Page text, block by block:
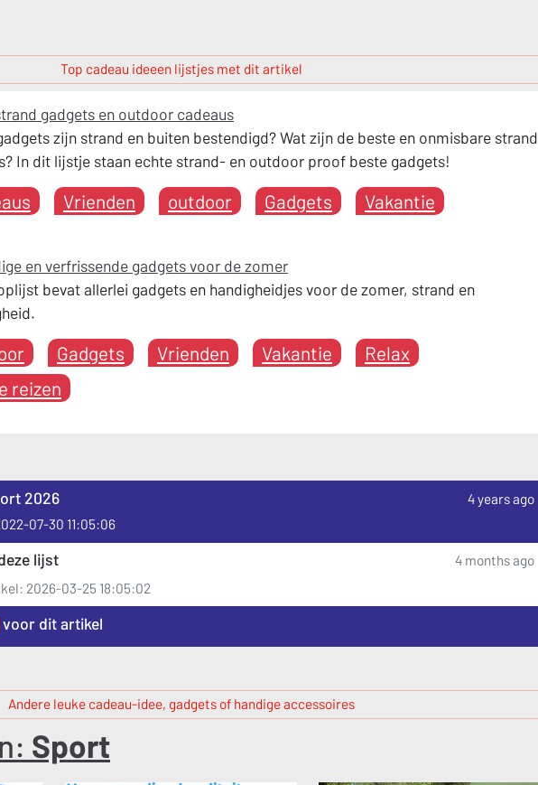
Top cadeau ideeen lijstjes met dit artikel
gadgets en outdoor cadeaus
zijn strand en buiten bestendigd? Wat zijn de beste en onmisbare strand
In dit lijstje staan echte strand- en outdoor proof beste gadgets!
Vrienden outdoor Gadgets Vakantie
en verfrissende gadgets voor de zomer
bevat allerlei gadgets en handigheidjes voor de zomer, strand en
Gadgets Vrienden Vakantie
Relax
reizen
2026
4 years ago
07-30 11:05:06
lijst
4 months ago
2026-03-25 18:05:02
voor dit artikel
Andere leuke cadeau-idee, gadgets of handige accessoires
Sport